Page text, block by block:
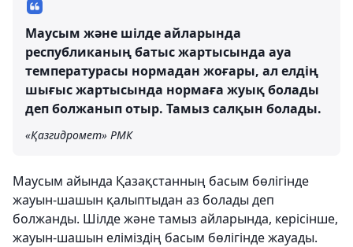
Маусым және шілде айларында
республиканың батыс жартысында ауа
температурасы нормадан жоғары, ал елдің
шығыс жартысында нормаға жуық болады
деп болжанып отыр. Тамыз салқын болады.
«Қазгидромет» РМК
Маусым айында Қазақстанның басым бөлігінде
жауын-шашын қалыптыдан аз болады деп
болжанды. Шілде және тамыз айларында, керісінше,
жауын-шашын еліміздің басым бөлігінде жауады.